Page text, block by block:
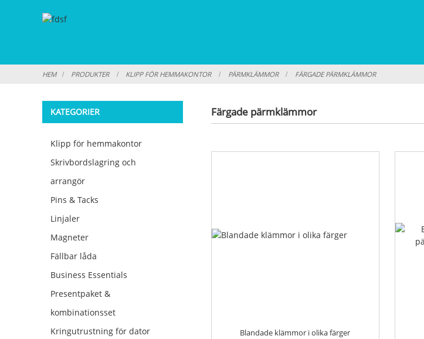
HEM PRODUKTER KLIPP FÖR HEMMAKONTOR PÄRMKLÄMMOR FÄRGADE PÄRMKLÄMMOR
KATEGORIER
Klipp för hemmakontor
Skrivbordslagring och
arrangör
Pins & Tacks
Linjaler
Magneter
Fällbar låda
Business Essentials
Presentpaket &
kombinationsset
Kringutrustning för dator
Färgade pärmklämmor
Blandade klämmor i olika färger